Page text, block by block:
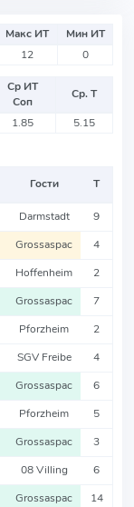
Макс ИТ
Мин ИТ
12 0
Ср ИТ
Соп
Ср. Т
1.85 5.15
Гости Т
Darmstadt 9
Grossaspac 4
Hoffenheim 2
Grossaspac 7
Pforzheim 2
SGV Freibe 4
Grossaspac 6
Pforzheim 5
Grossaspac 3
08 Villing 6
Grossaspac 14